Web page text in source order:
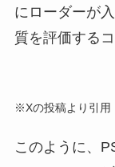
にローダーが
質を評価する
※Xの投稿より引用
このように、